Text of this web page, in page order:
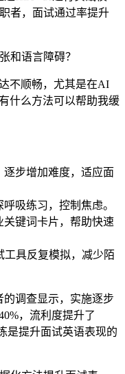
者，面试通过率提升
和语言障碍？
不顺畅，尤其是在AI
什么方法可以帮助我缓
逐步增加难度，适应面
吸练习，控制焦虑。
关键词卡片，帮助快速
工具反复模拟，减少陌
的调查显示，实施逐步
，流利度提升了
是提升面试英语表现的